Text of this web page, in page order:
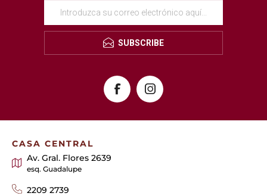
SUBSCRIBE
CASA CENTRAL
Av. Gral. Flores 2639
esq. Guadalupe
2209 2739